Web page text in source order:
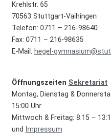
Krehlstr. 65
70563 Stuttgart-Vaihingen
Telefon: 0711 – 216-98640
Fax: 0711 – 216-98635
E-Mail: hegel-
Öffnungszeiten Sekretariat
Montag, Dienstag &
15:00 Uhr
Mittwoch & Freitag: 8:15 –
und Impressum